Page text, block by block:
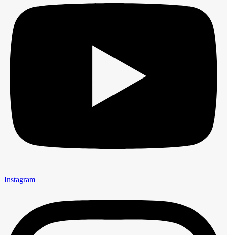
Instagram